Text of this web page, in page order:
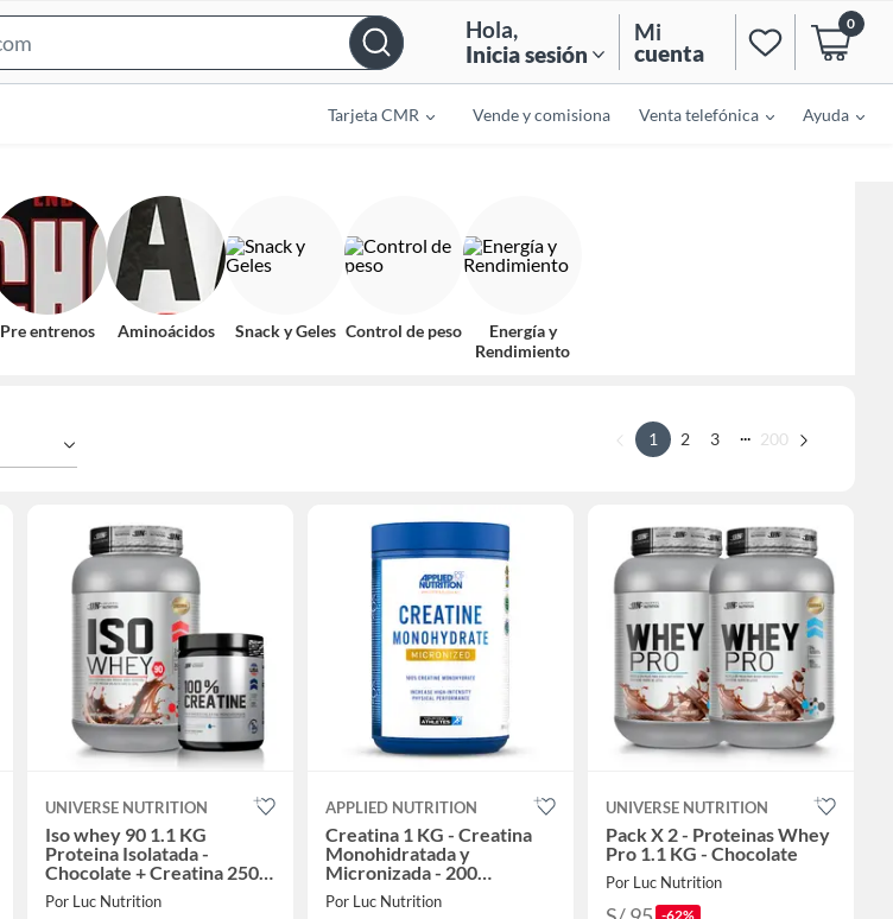
Bar
Hola,
Inicia sesión
Mi
cuenta
0
Tarjeta CMR Vende y comisiona Venta telefónica Ayuda
Pre entrenos Aminoácidos Snack y Geles Control de peso
Energía y
Rendimiento
1 2 3 ... 200
UNIVERSE NUTRITION
Iso whey 90 1.1 KG
Proteina Isolatada -
Chocolate + Creatina 250
G
Por Luc Nutrition
APPLIED NUTRITION
Creatina 1 KG - Creatina
Monohidratada y
Micronizada - 200
Servicios
Por Luc Nutrition
UNIVERSE NUTRITION
Pack X 2 - Proteinas Whey
Pro 1.1 KG - Chocolate
Por Luc Nutrition
-62%